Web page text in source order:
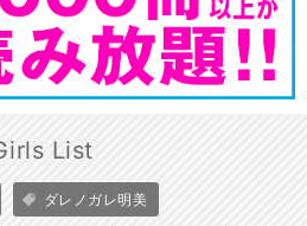
List
ダレノガレ明美